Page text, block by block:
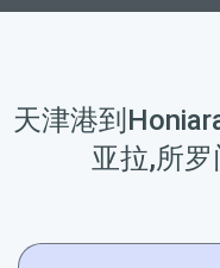
天津港到
亚拉,所